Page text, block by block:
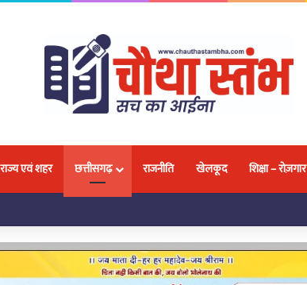
राज्य एवं शहर छत्तीसगढ़ राजनीति खेलकूद शिक्षा – रोज़गार
छात्राओं को बताए गए मौलिक अधिकार और ‘गुड टच-बैड टच’ के बारे में दी गई जानकारी